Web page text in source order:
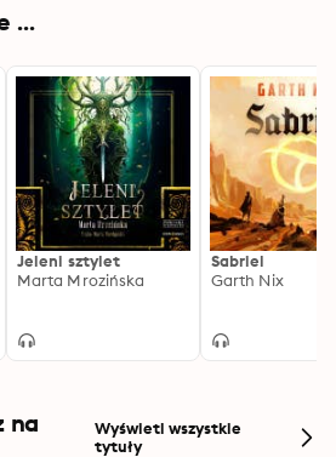
szeptach niebieskich
toczą bój o duszę miasta...
...
Jeleni sztylet
Marta Mrozińska
Sabriel
Garth Nix
na
Wyświetl wszystkie
tytuły